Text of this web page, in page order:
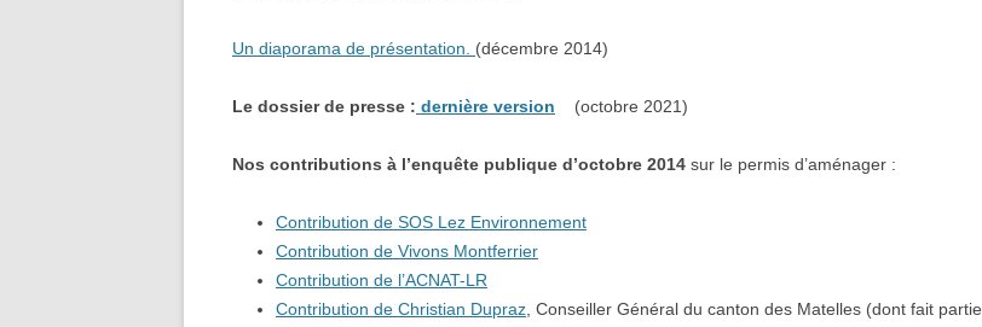
Un diaporama de présentation. (décembre 2014)
Le dossier de presse : dernière version (octobre 2021)
Nos contributions à l’enquête publique d’octobre 2014 sur le permis d’aménager :
Contribution de SOS Lez Environnement
Contribution de Vivons Montferrier
Contribution de l’ACNAT-LR
Contribution de Christian Dupraz , Conseiller Général du canton des Matelles (dont fait partie